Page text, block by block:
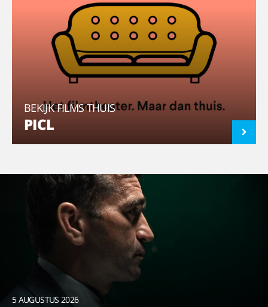
BEKIJK FILMS THUIS
PICL
5 AUGUSTUS 2026